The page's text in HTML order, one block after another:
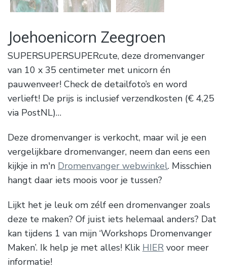
Joehoenicorn Zeegroen
SUPERSUPERSUPERcute, deze dromenvanger
van 10 x 35 centimeter met unicorn én
pauwenveer! Check de detailfoto’s en word
verlieft! De prijs is inclusief verzendkosten (€ 4,25
via PostNL)…
Deze dromenvanger is verkocht, maar wil je een
vergelijkbare dromenvanger, neem dan eens een
kijkje in m'n Dromenvanger webwinkel. Misschien
hangt daar iets moois voor je tussen?
Lijkt het je leuk om zélf een dromenvanger zoals
deze te maken? Of juist iets helemaal anders? Dat
kan tijdens 1 van mijn ‘Workshops Dromenvanger
Maken’. Ik help je met alles! Klik HIER voor meer
informatie!